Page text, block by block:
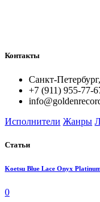
Контакты
Санкт-
+7 (911) 955-77-
Исполнители Жанры
Статьи
Koetsu Blue Lace Onyx
0